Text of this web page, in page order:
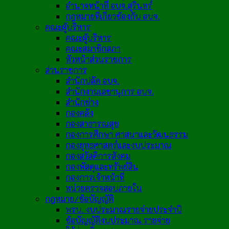
อำนาจหน้าที่ อบจ.สุรินทร์
กฎหมายที่เกี่ยวข้องกับ อบจ.
คณะผู้บริหาร
คณะผู้บริหาร
คณะสมาชิกสภา
หัวหน้าส่วนราชการ
ส่วนราชการ
สำนักปลัด อบจ.
สำนักงานเลขานุการ อบจ.
สำนักช่าง
กองคลัง
กองสาธารณสุข
กองการศึกษา ศาสนาและวัฒนธรรม
กองยุทธศาสตร์และงบประมาณ
กองสวัสดิการสังคม
กองพัสดุและทรัพย์สิน
กองการเจ้าหน้าที่
หน่วยตรวจสอบภายใน
กฎหมาย/ข้อบัญญัติ
พรบ. งบประมาณรายจ่ายประจำปี
ข้อบัญญัติงบประมาณ รายจ่าย